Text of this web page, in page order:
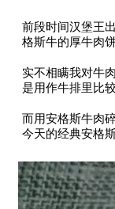
前段时间汉堡王
格斯牛的厚牛肉
实不相瞒我对牛
是用作牛排里比
而用安格斯牛肉
今天的经典安格